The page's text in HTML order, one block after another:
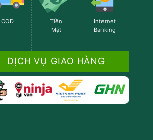
COD
Tiền
Mặt
Internet
Banking
DỊCH VỤ GIAO HÀNG